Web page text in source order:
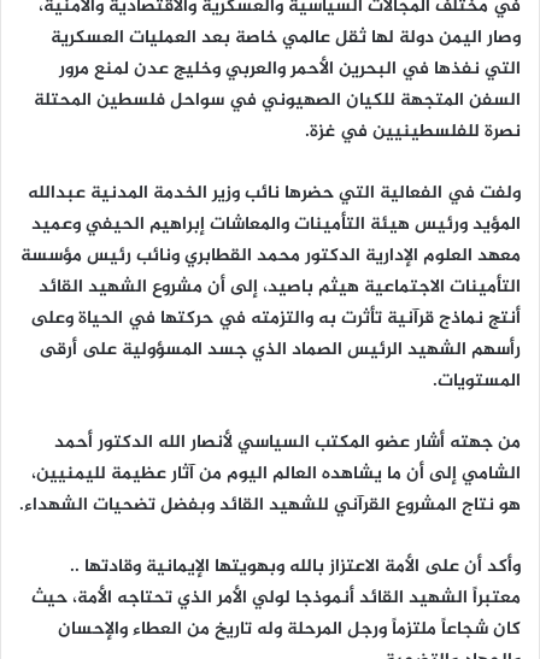
في مختلف المجالات السياسية والعسكرية والاقتصادية والأمنية،
وصار اليمن دولة لها ثقل عالمي خاصة بعد العمليات العسكرية
التي نفذها في البحرين الأحمر والعربي وخليج عدن لمنع مرور
السفن المتجهة للكيان الصهيوني في سواحل فلسطين المحتلة
نصرة للفلسطينيين في غزة.
ولفت في الفعالية التي حضرها نائب وزير الخدمة المدنية عبدالله
المؤيد ورئيس هيئة التأمينات والمعاشات إبراهيم الحيفي وعميد
معهد العلوم الإدارية الدكتور محمد القطابري ونائب رئيس مؤسسة
التأمينات الاجتماعية هيثم باصيد، إلى أن مشروع الشهيد القائد
أنتج نماذج قرآنية تأثرت به والتزمته في حركتها في الحياة وعلى
رأسهم الشهيد الرئيس الصماد الذي جسد المسؤولية على أرقى
المستويات.
من جهته أشار عضو المكتب السياسي لأنصار الله الدكتور أحمد
الشامي إلى أن ما يشاهده العالم اليوم من آثار عظيمة لليمنيين،
هو نتاج المشروع القرآني للشهيد القائد وبفضل تضحيات الشهداء.
وأكد أن على الأمة الاعتزاز بالله وبهويتها الإيمانية وقادتها ..
معتبراً الشهيد القائد أنموذجا لولي الأمر الذي تحتاجه الأمة، حيث
كان شجاعاً ملتزماً ورجل المرحلة وله تاريخ من العطاء والإحسان